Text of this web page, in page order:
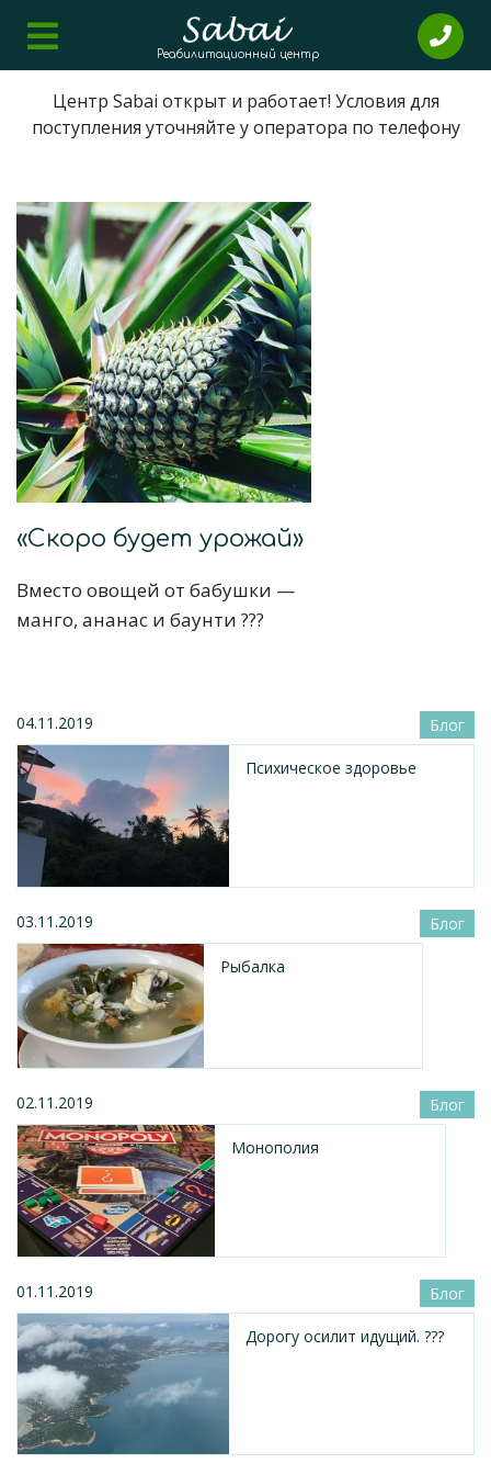
Центр Sabai открыт и работает! Условия для
поступления уточняйте у оператора по телефону
Реабилитационный центр
«Скоро будет урожай»
Вместо овощей от бабушки —
манго, ананас и баунти ???
04.11.2019 Блог
Психическое здоровье
03.11.2019 Блог
Рыбалка
02.11.2019 Блог
Монополия
01.11.2019 Блог
Дорогу осилит идущий. ???